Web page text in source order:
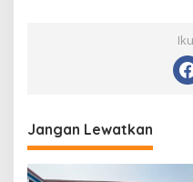
Jangan Lewatkan